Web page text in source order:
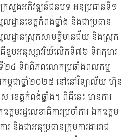
រីក្រសួងអភិវឌ្ឍន៍ជនបទ អនុប្រធានទី១
លដ្ឋានខេត្តកំពង់ឆ្នាំង និងជាប្រធាន
ះមូលដ្ឋានស្រុកសាមគ្គីមានជ័យ និងស្រុក
ខួបអនុស្សាវរីយ៍លើកទី៧៦ ទិវាកុមារ
២៤ ទិវាពិភពលោកប្រឆាំងពលកម្ម
កម្ពុជាឆ្នាំ២០២៥ នៅនៅវិទ្យាល័យ ហ៊ុន
ត្តកំពង់ឆ្នាំង។ ពិធីនេះ មានការ
រដ្ឋលេខាធិការប្រចាំការ ឯកឧត្តម
រ និងជាអនុប្រធានក្រុមការងាររាជ